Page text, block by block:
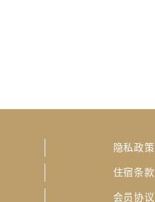
隐私政策
住宿条款
会员协议